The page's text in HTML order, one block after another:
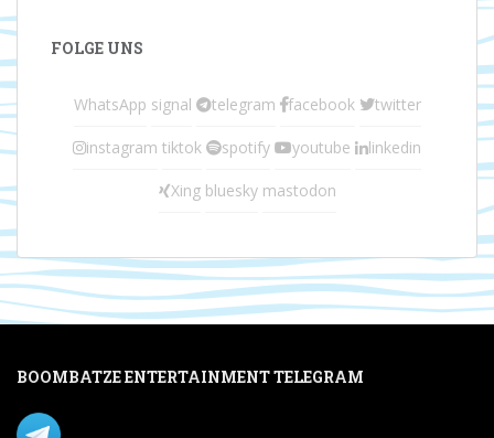
FOLGE UNS
WhatsApp signal telegram facebook twitter
instagram tiktok spotify youtube linkedin
Xing bluesky mastodon
BOOMBATZE ENTERTAINMENT TELEGRAM